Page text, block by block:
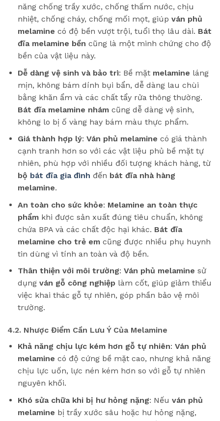
năng chống trầy xước, chống thấm nước, chịu
nhiệt, chống cháy, chống mối mọt, giúp ván phủ
melamine có độ bền vượt trội, tuổi thọ lâu dài. Bát
đĩa melamine bền cũng là một minh chứng cho độ
bền của vật liệu này.
Dễ dàng vệ sinh và bảo trì: Bề mặt melamine láng
mịn, không bám dính bụi bẩn, dễ dàng lau chùi
bằng khăn ẩm và các chất tẩy rửa thông thường.
Bát đĩa melamine nhámcũng dễ dàng vệ sinh,
không lo bị ố vàng hay bám màu thực phẩm.
Giá thành hợp lý: Ván phủ melamine có giá thành
cạnh tranh hơn so với các vật liệu phủ bề mặt tự
nhiên, phù hợp với nhiều đối tượng khách hàng, từ
bộ bát đĩa gia đình đến bát đĩa nhà hàng
melamine.
An toàn cho sức khỏe: Melamine an toàn thực
phẩmkhi được sản xuất đúng tiêu chuẩn, không
chứa BPA và các chất độc hại khác. Bát đĩa
melamine cho trẻ emcũng được nhiều phụ huynh
tin dùng vì tính an toàn và độ bền.
Thân thiện với môi trường: Ván phủ melamine sử
dụng ván gỗ công nghiệplàm cốt, giúp giảm thiểu
việc khai thác gỗ tự nhiên, góp phần bảo vệ môi
trường.
4.2. Nhược Điểm Cần Lưu Ý Của Melamine
Khả năng chịu lực kém hơn gỗ tự nhiên: Ván phủ
melamine có độ cứng bề mặt cao, nhưng khả năng
chịu lực uốn, lực nén kém hơn so với gỗ tự nhiên
nguyên khối.
Khó sửa chữa khi bị hư hỏng nặng: Nếu ván phủ
melamine bị trầy xước sâu hoặc hư hỏng nặng,